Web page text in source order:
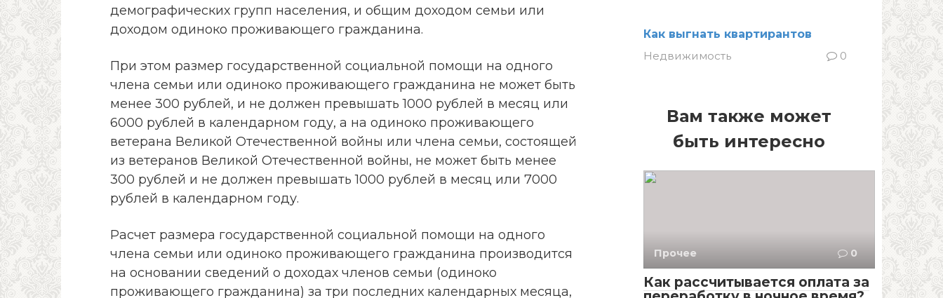
демографических групп населения, и общим доходом семьи или
доходом одиноко проживающего гражданина.
При этом размер государственной социальной помощи на одного
члена семьи или одиноко проживающего гражданина не может быть
менее 300 рублей, и не должен превышать 1000 рублей в месяц или
6000 рублей в календарном году, а на одиноко проживающего
ветерана Великой Отечественной войны или члена семьи, состоящей
из ветеранов Великой Отечественной войны, не может быть менее
300 рублей и не должен превышать 1000 рублей в месяц или 7000
рублей в календарном году.
Расчет размера государственной социальной помощи на одного
члена семьи или одиноко проживающего гражданина производится
на основании сведений о доходах членов семьи (одиноко
проживающего гражданина) за три последних календарных месяца,
Как выгнать квартирантов
Недвижимость
0
Вам также может
быть интересно
Прочее 0
Как рассчитывается оплата за